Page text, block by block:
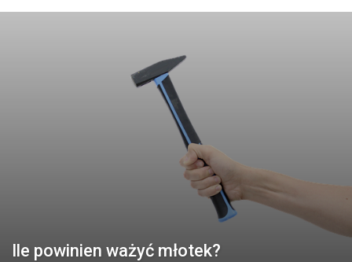
Ile powinien ważyć młotek?